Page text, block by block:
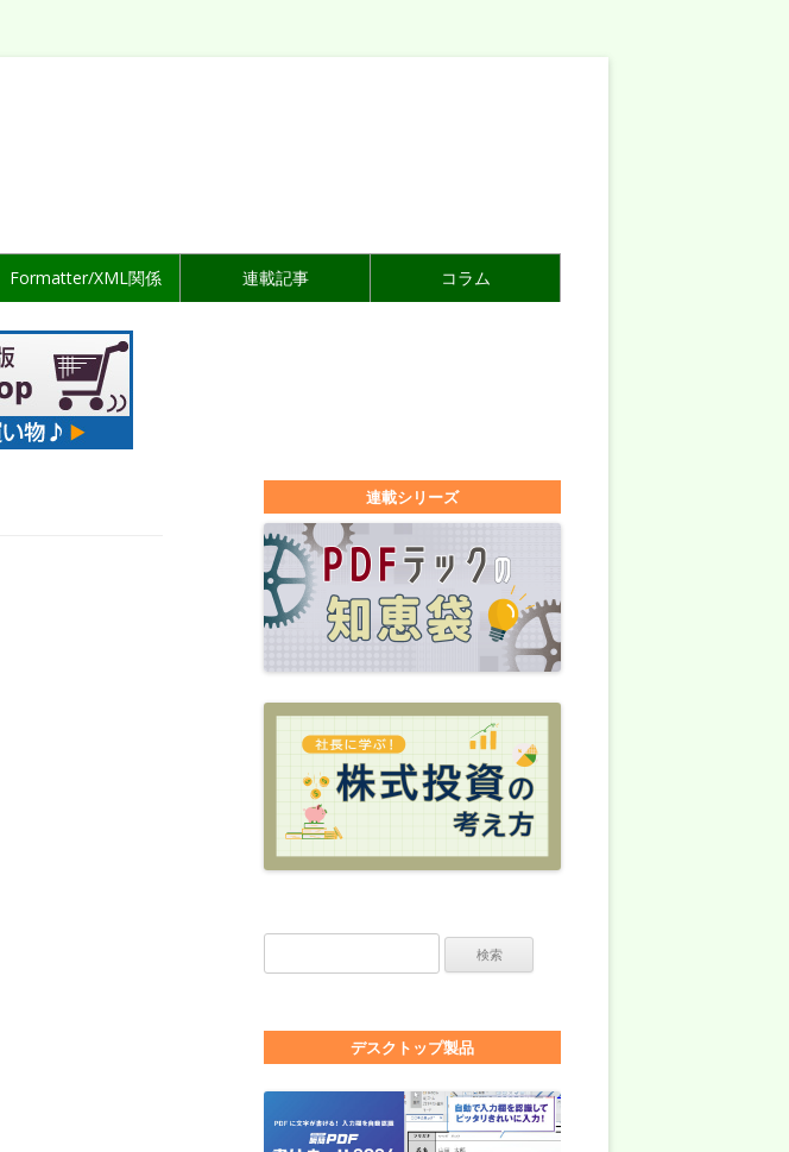
Formatter/XML関係 連載記事 コラム
連載シリーズ
デスクトップ製品